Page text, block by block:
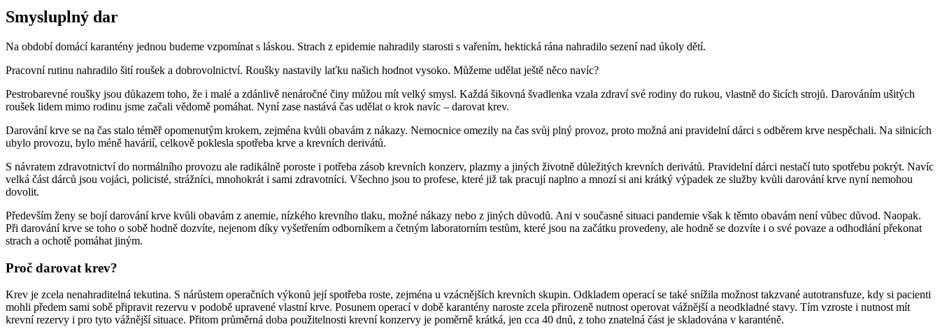
Smysluplný dar
Na období domácí karantény jednou budeme vzpomínat s láskou. Strach z epidemie nahradily starosti s vařením, hektická rána nahradilo sezení nad úkoly dětí.
Pracovní rutinu nahradilo šití roušek a dobrovolnictví. Roušky nastavily laťku našich hodnot vysoko. Můžeme udělat ještě něco navíc?
Pestrobarevné roušky jsou důkazem toho, že i malé a zdánlivě nenáročné činy můžou mít velký smysl. Každá šikovná švadlenka vzala zdraví své rodiny do rukou, vlastně do šicích strojů. Darováním ušitých
roušek lidem mimo rodinu jsme začali vědomě pomáhat. Nyní zase nastává čas udělat o krok navíc – darovat krev.
Darování krve se na čas stalo téměř opomenutým krokem, zejména kvůli obavám z nákazy. Nemocnice omezily na čas svůj plný provoz, proto možná ani pravidelní dárci s odběrem krve nespěchali. Na silnicích
ubylo provozu, bylo méně havárií, celkově poklesla spotřeba krve a krevních derivátů.
S návratem zdravotnictví do normálního provozu ale radikálně poroste i potřeba zásob krevních konzerv, plazmy a jiných životně důležitých krevních derivátů. Pravidelní dárci nestačí tuto spotřebu pokrýt. Navíc
velká část dárců jsou vojáci, policisté, strážníci, mnohokrát i sami zdravotníci. Všechno jsou to profese, které již tak pracují naplno a mnozí si ani krátký výpadek ze služby kvůli darování krve nyní nemohou
dovolit.
Především ženy se bojí darování krve kvůli obavám z anemie, nízkého krevního tlaku, možné nákazy nebo z jiných důvodů. Ani v současné situaci pandemie však k těmto obavám není vůbec důvod. Naopak.
Při darování krve se toho o sobě hodně dozvíte, nejenom díky vyšetřením odborníkem a četným laboratorním testům, které jsou na začátku provedeny, ale hodně se dozvíte i o své povaze a odhodlání překonat
strach a ochotě pomáhat jiným.
Proč darovat krev?
Krev je zcela nenahraditelná tekutina. S nárůstem operačních výkonů její spotřeba roste, zejména u vzácnějších krevních skupin. Odkladem operací se také snížila možnost takzvané autotransfuze, kdy si pacienti
mohli předem sami sobě připravit rezervu v podobě upravené vlastní krve. Posunem operací v době karantény naroste zcela přirozeně nutnost operovat vážnější a neodkladné stavy. Tím vzroste i nutnost mít
krevní rezervy i pro tyto vážnější situace. Přitom průměrná doba použitelnosti krevní konzervy je poměrně krátká, jen cca 40 dnů, z toho znatelná část je skladována v karanténě.